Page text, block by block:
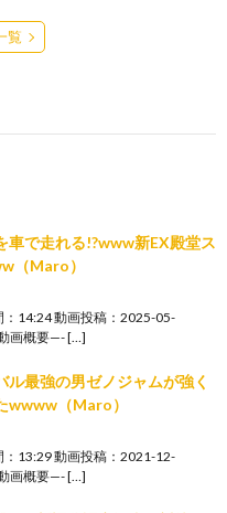
覧
車で走れる!?www新EX殿堂ス
（Maro）
14:24 動画投稿：2025-05-
画概要—- […]
ル最強の男ゼノジャムが強く
wwww（Maro）
13:29 動画投稿：2021-12-
画概要—- […]